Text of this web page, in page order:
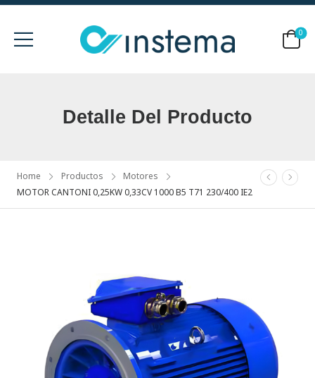
0
Detalle Del Producto
Home Productos
Motores
MOTOR CANTONI 0,25KW 0,33CV 1000 B5 T71 230/400 IE2